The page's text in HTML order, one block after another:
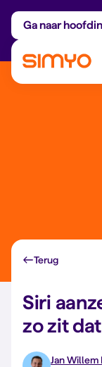
Ga naar
Maandelijks
Terug
Siri
zo zit dat
Jan Willem